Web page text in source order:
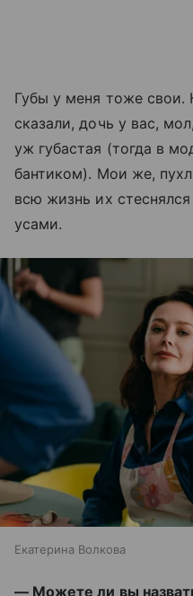
Губы у меня тоже свои.
сказали, дочь у вас,
уж губастая (тогда в
бантиком). Мои же,
всю жизнь их
усами.
Екатерина Волкова
— Можете ли вы